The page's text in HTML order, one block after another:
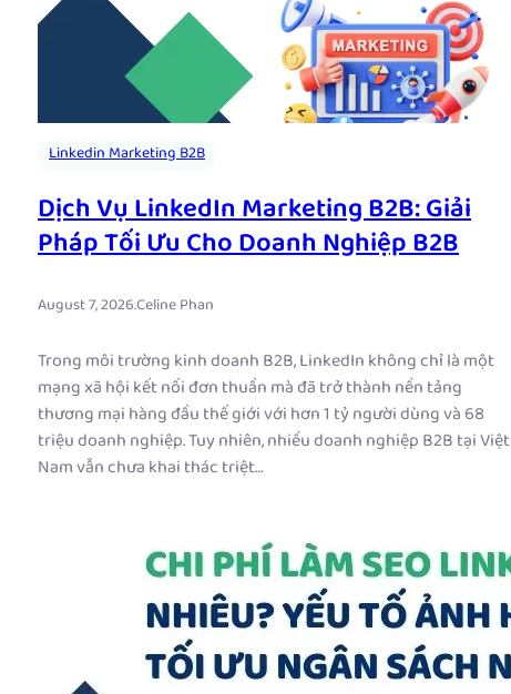
Linkedin Marketing B2B
Dịch Vụ LinkedIn Marketing B2B: Giải
Pháp Tối Ưu Cho Doanh Nghiệp B2B
August 7, 2026.Celine Phan
Trong môi trường kinh doanh B2B, LinkedIn không chỉ là một
mạng xã hội kết nối đơn thuần mà đã trở thành nền tảng
thương mại hàng đầu thế giới với hơn 1 tỷ người dùng và 68
triệu doanh nghiệp. Tuy nhiên, nhiều doanh nghiệp B2B tại Việt
Nam vẫn chưa khai thác triệt…